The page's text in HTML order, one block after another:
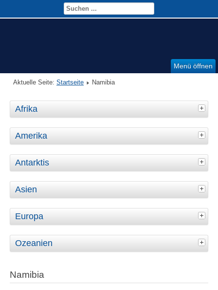
Menü öffnen
Aktuelle Seite: Startseite Namibia
Afrika
Amerika
Antarktis
Asien
Europa
Ozeanien
Namibia